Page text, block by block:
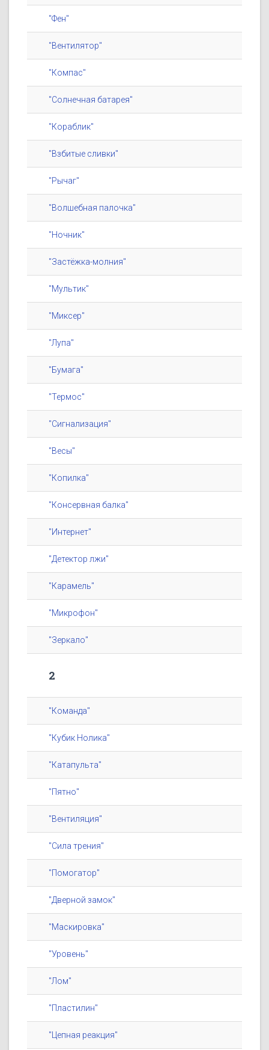
"Фен"
"Вентилятор"
"Компас"
"Солнечная батарея"
"Кораблик"
"Взбитые сливки"
"Рычаг"
"Волшебная палочка"
"Ночник"
"Застёжка-молния"
"Мультик"
"Миксер"
"Лупа"
"Бумага"
"Термос"
"Сигнализация"
"Весы"
"Копилка"
"Консервная балка"
"Интернет"
"Детектор лжи"
"Карамель"
"Микрофон"
"Зеркало"
2
"Команда"
"Кубик Нолика"
"Катапульта"
"Пятно"
"Вентиляция"
"Сила трения"
"Помогатор"
"Дверной замок"
"Маскировка"
"Уровень"
"Лом"
"Пластилин"
"Цепная реакция"